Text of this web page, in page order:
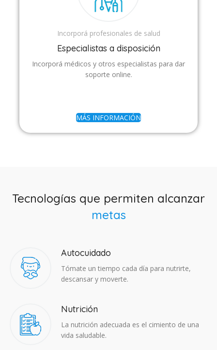
Incorporá profesionales de salud
Especialistas a disposición
Incorporá médicos y otros especialistas para dar
soporte online.
MÁS INFORMACIÓN
Tecnologías que permiten alcanzar
metas
Autocuidado
Tómate un tiempo cada día para nutrirte,
descansar y moverte.
Nutrición
La nutrición adecuada es el cimiento de una
vida saludable.